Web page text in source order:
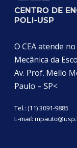
CENTRO DE
POLI-USP
O CEA atende
Mecânica da
Av. Prof. Mello
Paulo – SP<
Tel.: (11) 3091-9885
E-mail: